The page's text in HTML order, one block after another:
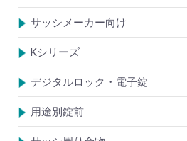
鍵ケース/ラッチング
室内錠シリーズ
サッシメーカー向け
TOSTEMトステム(LIXILリクシル)
新日軽
三協(立山)アルミ
YKK
ミサワホーム
セキスイ
YAMAHA
ダイワハウス
松下電工・ナショナル住宅
不二サッシ
その他
Kシリーズ
【KH】アルミサッシ用引戸錠
【M】ミワ特殊錠
【G】ゴール特殊錠
【S】ショウワ特殊錠
【R】各社特殊錠
【MCY】ミワ取替用シリンダー
【GCY】ゴール取替用シリンダー
【SCY】ショウワ取替用シリンダー
【WCY】ウェスト取替用シリンダー
【ACY】アルファ取替用シリンダー
【KCY】コダイ取替用シリンダー
【KC】クレセントシリーズ
その他Kシリーズ
デジタルロック・電子錠
扉加工あり
扉加工なし(軽微な加工)
ICキー・タグ・カード
用途別錠前
アルミサッシ玄関引戸・引違戸錠
サムラッチ錠
浴室錠
補助錠
エンジンドア錠・ガラス扉錠
ケースハンドル錠
インダストリアルロック・カムロック